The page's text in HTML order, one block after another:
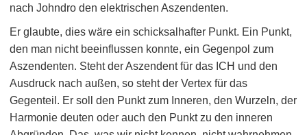
nach Johndro den elektrischen Aszendenten.
Er glaubte, dies wäre ein schicksalhafter Punkt. Ein Punkt,
den man nicht beeinflussen konnte, ein Gegenpol zum
Aszendenten. Steht der Aszendent für das ICH und den
Ausdruck nach außen, so steht der Vertex für das
Gegenteil. Er soll den Punkt zum Inneren, den Wurzeln, der
Harmonie deuten oder auch den Punkt zu den inneren